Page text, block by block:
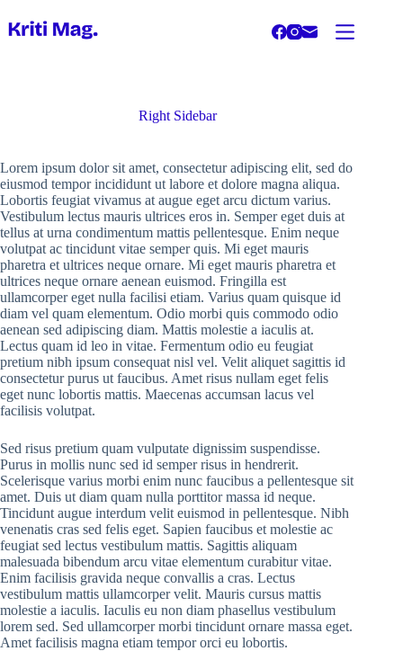
to
content
Right Sidebar
Lorem ipsum dolor sit amet, consectetur adipiscing elit, sed do
eiusmod tempor incididunt ut labore et dolore magna aliqua.
Lobortis feugiat vivamus at augue eget arcu dictum varius.
Vestibulum lectus mauris ultrices eros in. Semper eget duis at
tellus at urna condimentum mattis pellentesque. Enim neque
volutpat ac tincidunt vitae semper quis. Mi eget mauris
pharetra et ultrices neque ornare. Mi eget mauris pharetra et
ultrices neque ornare aenean euismod. Fringilla est
ullamcorper eget nulla facilisi etiam. Varius quam quisque id
diam vel quam elementum. Odio morbi quis commodo odio
aenean sed adipiscing diam. Mattis molestie a iaculis at.
Lectus quam id leo in vitae. Fermentum odio eu feugiat
pretium nibh ipsum consequat nisl vel. Velit aliquet sagittis id
consectetur purus ut faucibus. Amet risus nullam eget felis
eget nunc lobortis mattis. Maecenas accumsan lacus vel
facilisis volutpat.
Sed risus pretium quam vulputate dignissim suspendisse.
Purus in mollis nunc sed id semper risus in hendrerit.
Scelerisque varius morbi enim nunc faucibus a pellentesque sit
amet. Duis ut diam quam nulla porttitor massa id neque.
Tincidunt augue interdum velit euismod in pellentesque. Nibh
venenatis cras sed felis eget. Sapien faucibus et molestie ac
feugiat sed lectus vestibulum mattis. Sagittis aliquam
malesuada bibendum arcu vitae elementum curabitur vitae.
Enim facilisis gravida neque convallis a cras. Lectus
vestibulum mattis ullamcorper velit. Mauris cursus mattis
molestie a iaculis. Iaculis eu non diam phasellus vestibulum
lorem sed. Sed ullamcorper morbi tincidunt ornare massa eget.
Amet facilisis magna etiam tempor orci eu lobortis.